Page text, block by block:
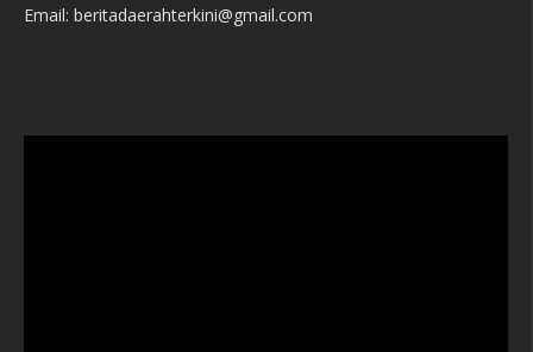
Email: beritadaerahterkini@gmail.com